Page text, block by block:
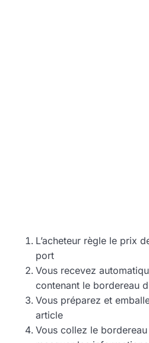
L’acheteur règle le prix
port
Vous recevez
contenant le bordereau
Vous préparez et
article
Vous collez le